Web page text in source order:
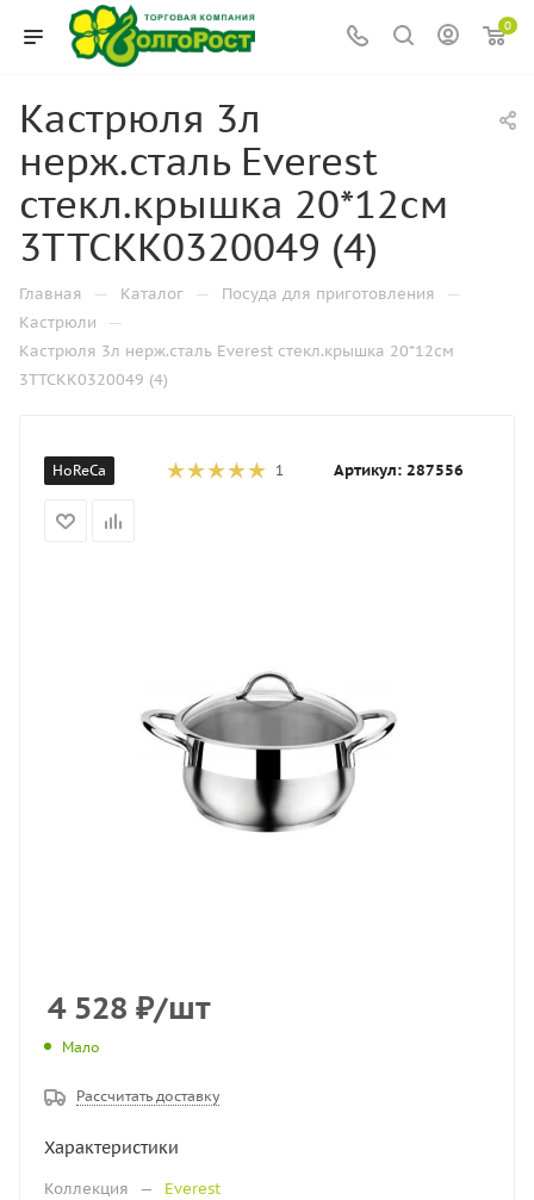
0
Кастрюля 3л
нерж.сталь Everest
стекл.крышка 20*12см
3ТТСКК0320049 (4)
Главная — Каталог — Посуда для приготовления —
Кастрюли —
Кастрюля 3л нерж.сталь Everest стекл.крышка 20*12см
3ТТСКК0320049 (4)
HoReCa 1 Артикул: 287556
4 528 ₽/шт
Мало
Рассчитать доставку
Характеристики
Коллекция —
Everest